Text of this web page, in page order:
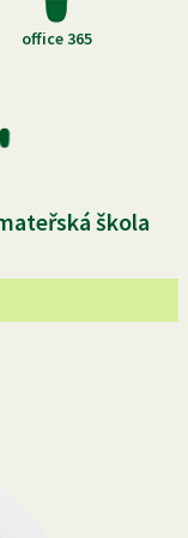
office 365
škola